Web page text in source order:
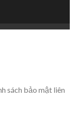
sách bảo mật liên